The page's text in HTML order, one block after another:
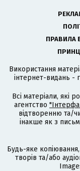
ПРАВИЛА
Використання
інтернет-видань -
Всі матеріали, які
агентство
відтворенню та/
інакше як з
Будь-яке
творів та/або